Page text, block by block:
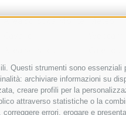
Questi strumenti sono
archiviare informazioni su
creare profili per la
attraverso statistiche o la
errori, erogare e
Area sciistica Monte
Racines-Giovo
Area sciistica
Ladurns
1 skipass per tutte le
Meteo
Foto